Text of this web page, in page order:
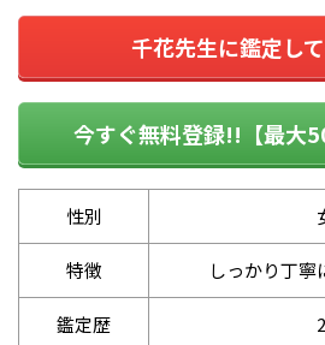
千花先生に鑑定し
今すぐ無料登録!!【最大
性別
特徴 しっかり丁寧
鑑定歴